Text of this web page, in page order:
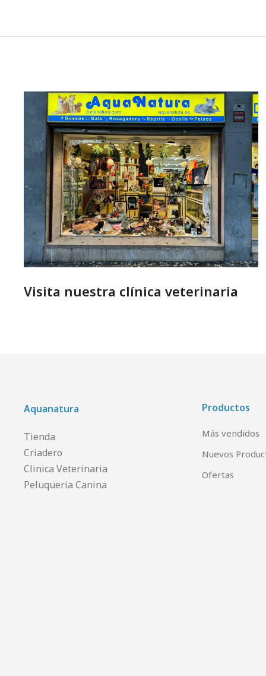
Visita nuestra clínica veterinaria
Aquanatura
Tienda
Criadero
Clinica Veterinaria
Peluqueria Canina
Productos
Más vendidos
Nuevos
Ofertas